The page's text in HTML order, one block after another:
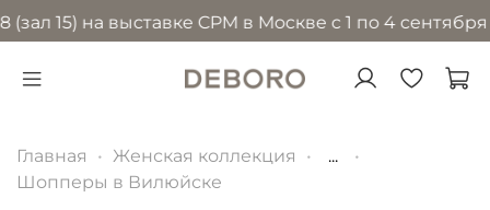
на выставке CPM в Москве с 1 по 4 сентября 2026
Главная Женская коллекция
...
Шопперы в Вилюйске